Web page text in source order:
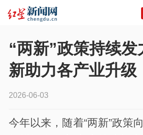
“两新”政策持续发
新助力各产业升级
2026-06-03
今年以来，随着“两新”政策